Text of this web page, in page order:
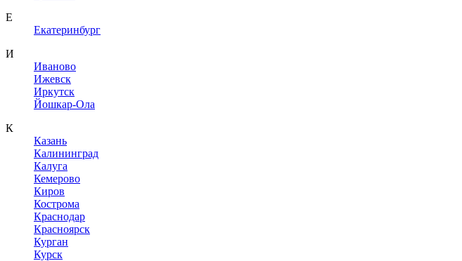
Е
Екатеринбург
И
Иваново
Ижевск
Иркутск
Йошкар-Ола
К
Казань
Калининград
Калуга
Кемерово
Киров
Кострома
Краснодар
Красноярск
Курган
Курск